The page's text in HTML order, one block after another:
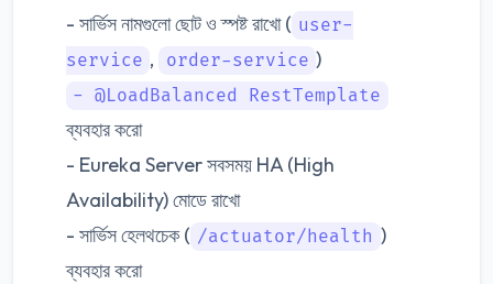
- সার্ভিস নামগুলো ছোট ও স্পষ্ট রাখো ( user-
service , order-service )
- @LoadBalanced RestTemplate
ব্যবহার করো
- Eureka Server সবসময় HA (High
Availability) মোডে রাখো
- সার্ভিস হেলথচেক ( /actuator/health )
ব্যবহার করো